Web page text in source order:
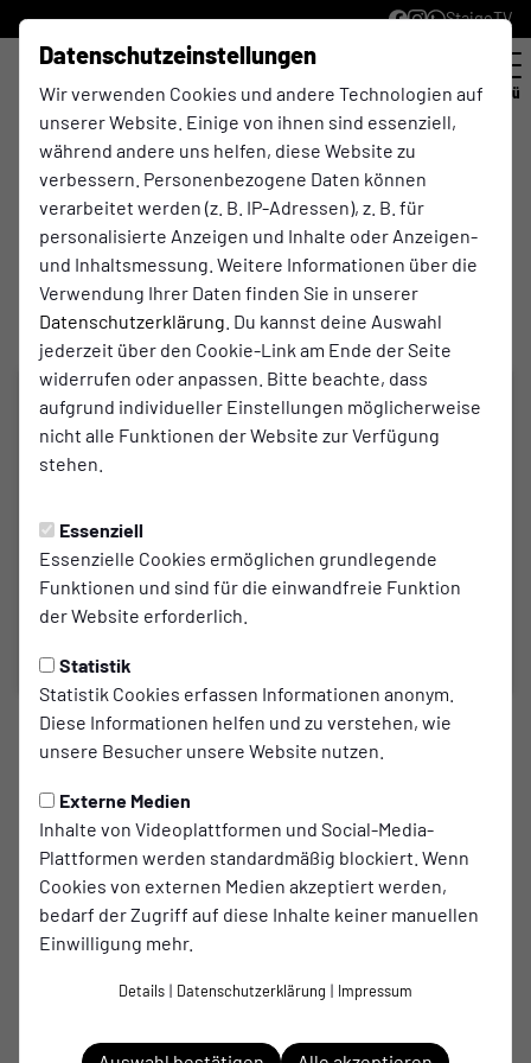
Datenschutzeinstellungen
Wir verwenden Cookies und andere Technologien auf
unserer Website. Einige von ihnen sind essenziell,
während andere uns helfen, diese Website zu
verbessern. Personenbezogene Daten können
verarbeitet werden (z. B. IP-Adressen), z. B. für
personalisierte Anzeigen und Inhalte oder Anzeigen-
und Inhaltsmessung. Weitere Informationen über die
Verwendung Ihrer Daten finden Sie in unserer
Datenschutzerklärung . Du kannst deine Auswahl
jederzeit über den Cookie-Link am Ende der Seite
widerrufen oder anpassen. Bitte beachte, dass
aufgrund individueller Einstellungen möglicherweise
nicht alle Funktionen der Website zur Verfügung
stehen.
Essenziell
Essenzielle Cookies ermöglichen grundlegende
Funktionen und sind für die einwandfreie Funktion
der Website erforderlich.
Statistik
Statistik Cookies erfassen Informationen anonym.
Diese Informationen helfen und zu verstehen, wie
unsere Besucher unsere Website nutzen.
Externe Medien
Inhalte von Videoplattformen und Social-Media-
Plattformen werden standardmäßig blockiert. Wenn
Cookies von externen Medien akzeptiert werden,
bedarf der Zugriff auf diese Inhalte keiner manuellen
Einwilligung mehr.
Details | Datenschutzerklärung | Impressum
StaigeTV
Menü
Bezirksliga Gr.4 , 14. Spieltag
DJK Twisteden
1. Mannschaft
2:0
(1:0)
SC Westfalia Anholt
1. Mannschaft
1. MANNSCHAFT
Ordentlich Leistung, aber
keine Punkte: 0:2 in
Twisteden
Der SCW hielt lange gut mit, fand aber keine Antwort
auf die Effizienz der DJK Twisteden.
zum Artikel